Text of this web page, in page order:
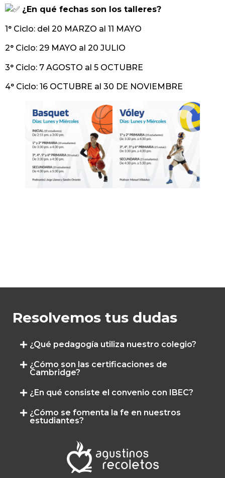
¿En qué fechas son los talleres?
1° Ciclo: del 20 MARZO al 11 MAYO
2° Ciclo: 29 MAYO al 20 JULIO
3° Ciclo: 7 AGOSTO al 5 OCTUBRE
4° Ciclo: 16 OCTUBRE al 30 DE NOVIEMBRE
Resolvemos tus dudas
¿Qué pedagogía utiliza nuestro colegio?
¿Cómo son las certificaciones de
Cambridge?
¿En qué consiste el convenio con IBEC?
¿Cómo se fomenta la fe en nuestros
estudiantes?